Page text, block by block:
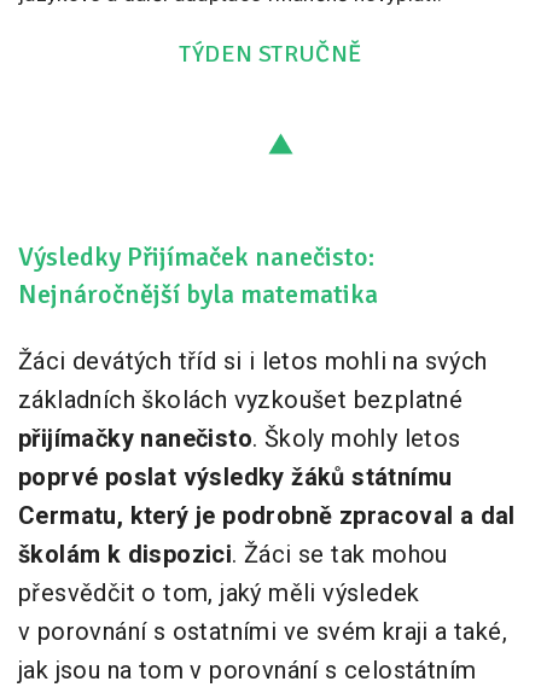
TÝDEN STRUČNĚ
Výsledky Přijímaček nanečisto:
Nejnáročnější byla matematika
Žáci devátých tříd si i letos mohli na svých
základních školách vyzkoušet bezplatné
přijímačky nanečisto. Školy mohly letos
poprvé poslat výsledky žáků státnímu
Cermatu, který je podrobně zpracoval a dal
školám k dispozici. Žáci se tak mohou
přesvědčit o tom, jaký měli výsledek
v porovnání s ostatními ve svém kraji a také,
jak jsou na tom v porovnání s celostátním